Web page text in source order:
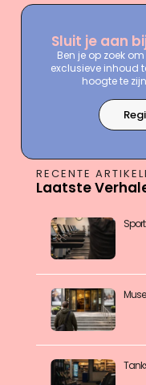
Sluit je aan
Ben je op zoek
exclusieve inhoud
hoogte te
RECENTE
Laatste